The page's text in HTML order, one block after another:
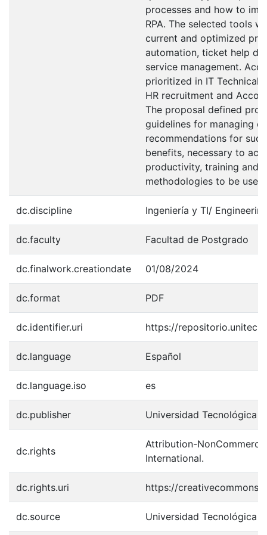
processes and how to
RPA. The selected tools
current and optimized
automation, ticket help
service management.
prioritized in IT Technical
HR recruitment and
The proposal defined
guidelines for managing
recommendations for
benefits, necessary to
productivity, training and
methodologies to be
dc.discipline Ingeniería y TI/
dc.faculty Facultad de Postgrado
dc.finalwork.creationdate 01/08/2024
dc.format PDF
dc.identifier.uri https://
dc.language Español
dc.language.iso es
dc.publisher Universidad Tecnológica
dc.rights
Attribution-
International.
dc.rights.uri https://
dc.source Universidad Tecnológica